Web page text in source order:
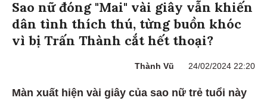
Sao nữ đóng "Mai" vài giây vẫn khiến
dân tình thích thú, từng buồn khóc
vì bị Trấn Thành cắt hết thoại?
Thành Vũ 24/02/2024 22:20
Màn xuất hiện vài giây của sao nữ trẻ tuổi này